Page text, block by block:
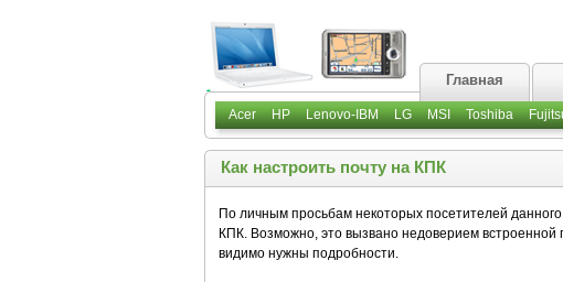
Главная
Acer HP Lenovo-IBM LG MSI Toshiba
Как настроить почту на КПК
По личным просьбам некоторых посетителей
КПК. Возможно, это вызвано недоверием
видимо нужны подробности.